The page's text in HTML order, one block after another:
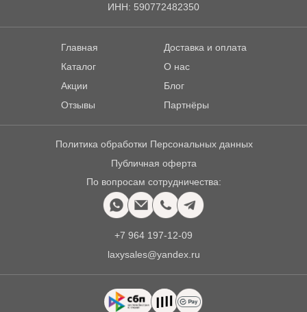
ИНН: 590772482350
Главная
Каталог
Акции
Отзывы
Доставка и оплата
О нас
Блог
Партнёры
Политика обработки Персональных данных
Публичная оферта
По вопросам сотрудничества:
+7 964 197-12-09
laxysales@yandex.ru